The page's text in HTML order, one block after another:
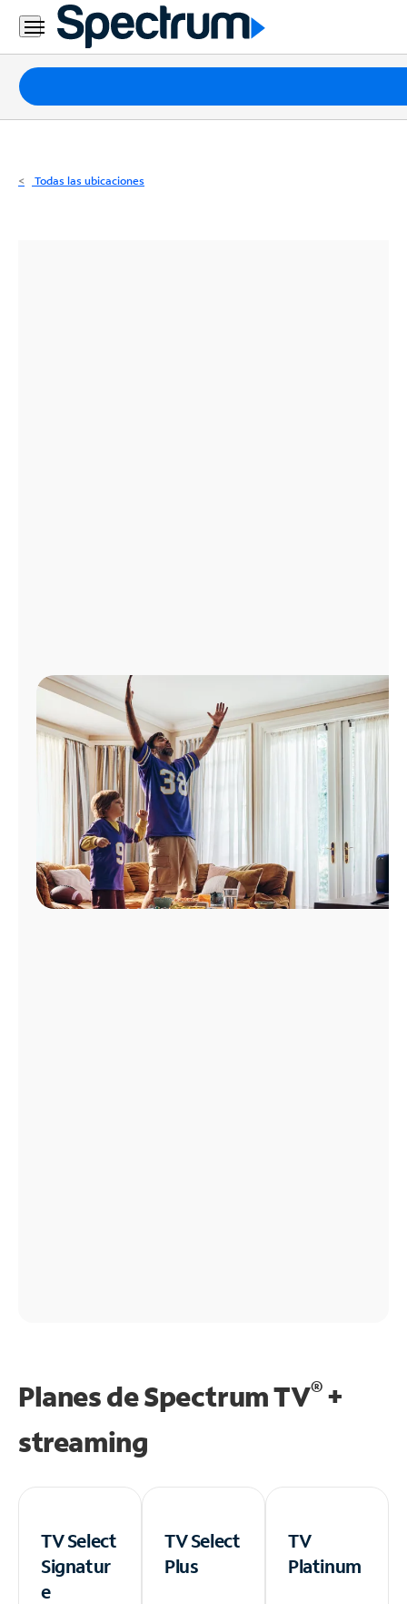
Residencial
Business
Paquetes
Internet
Todas las ubicaciones
Planes de Spectrum TV®+
streaming
TV Select
Signatur
e
TV Select
Plus
TV
Platinum